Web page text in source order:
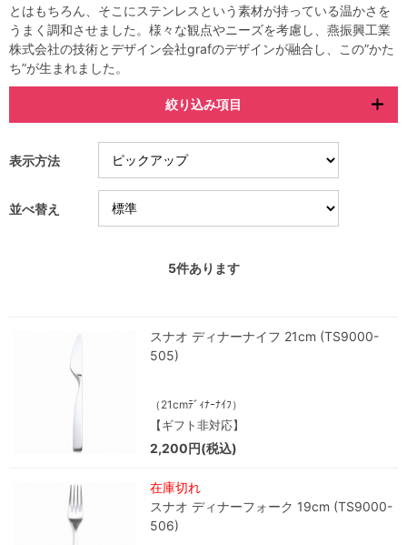
とはもちろん、そこにステンレスという素材が持っている温かさを
うまく調和させました。様々な観点やニーズを考慮し、燕振興工業
株式会社の技術とデザイン会社grafのデザインが融合し、この”かた
ち”が生まれました。
絞り込み項目
表示方法
並べ替え
5件あります
スナオ ディナーナイフ 21cm (TS9000-
505)
（21cmﾃﾞｨﾅｰﾅｲﾌ）
【ギフト非対応】
2,200円(税込)
在庫切れ
スナオ ディナーフォーク 19cm (TS9000-
506)